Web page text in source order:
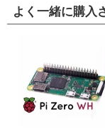
よく一緒に購入